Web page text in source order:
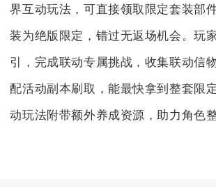
界互动玩法，可直接领取限定套装部
装为绝版限定，错过无返场机会。玩
引，完成联动专属挑战，收集联动信
配活动副本刷取，能最快拿到整套限
动玩法附带额外养成资源，助力角色